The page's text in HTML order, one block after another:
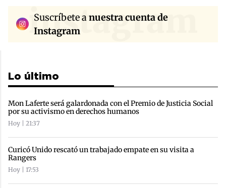
instagram
Suscríbete anuestra cuenta de
Instagram
Lo último
Mon Laferte será galardonada con el Premio de Justicia Social
por su activismo en derechos humanos
Hoy | 21:37
Curicó Unido rescató un trabajado empate en su visita a
Rangers
Hoy | 17:53